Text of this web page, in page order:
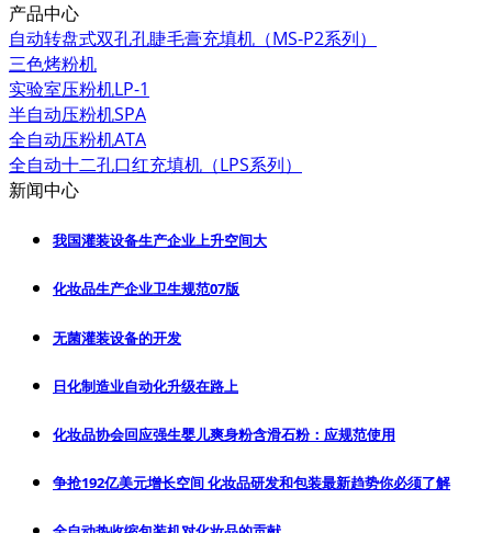
产品中心
自动转盘式双孔孔睫毛膏充填机（MS-P2系列）
三色烤粉机
实验室压粉机LP-1
半自动压粉机SPA
全自动压粉机ATA
全自动十二孔口红充填机（LPS系列）
新闻中心
我国灌装设备生产企业上升空间大
化妆品生产企业卫生规范07版
无菌灌装设备的开发
日化制造业自动化升级在路上
化妆品协会回应强生婴儿爽身粉含滑石粉：应规范使用
争抢192亿美元增长空间 化妆品研发和包装最新趋势你必须了解